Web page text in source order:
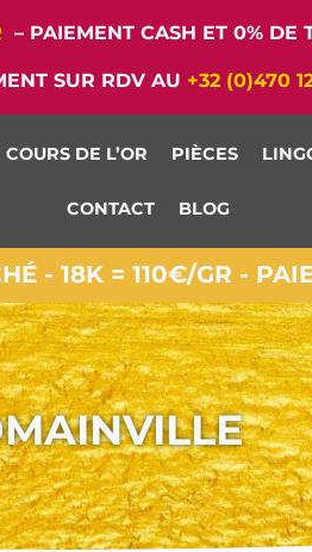
– PAIEMENT CASH ET 0% DE
SUR RDV AU +32 (0)470
COURS DE L’OR PIÈCES
CONTACT BLOG
- 18K = 110€/GR -